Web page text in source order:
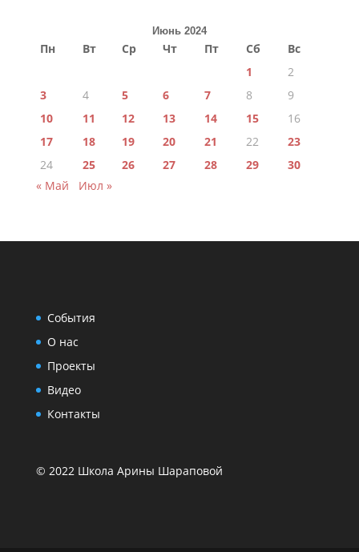
Июнь 2024
Пн Вт Ср Чт Пт Сб
Вс
1
2
3
4 5 6 7 8
9
10
11 12 13 14 15
16
17
18 19 20 21 22
23
24
25 26 27 28 29
30
« Май
Июл »
События
О нас
Проекты
Видео
Контакты
© 2022 Школа Арины Шараповой